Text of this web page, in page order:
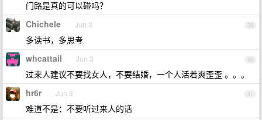
门路是真的可以碰吗？
39
Chichele Jun 3
多读书，多思考
40
whcattail Jun 3
过来人建议不要找女人，不要结婚，一个人活着爽歪歪 。。。
41
hr6r Jun 3
难道不是：不要听过来人的话